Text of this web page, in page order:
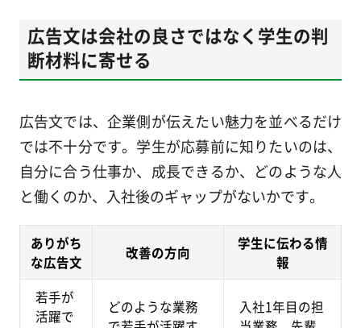
広告文は会社の良さではなく学生の判
断材料に寄せる
広告文では、企業側が伝えたい魅力を並べるだけ
では不十分です。学生が応募前に知りたいのは、
自分に合う仕事か、成長できるか、どのような人
と働くのか、入社後のギャップがないかです。
ありがち
な広告文
改善の方向
学生に伝わる情
報
若手が
活躍で
どのような業務
入社1年目の担